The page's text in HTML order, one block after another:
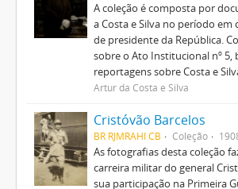
A coleção é composta por
a Costa e Silva no período em
de presidente da República.
sobre o Ato Institucional nº 5,
reportagens sobre Costa e
Artur da Costa e Silva
Cristóvão Barcelos
BR RJMRAHI CB Coleção
As fotografias desta coleção
carreira militar do general
sua participação na Primeira